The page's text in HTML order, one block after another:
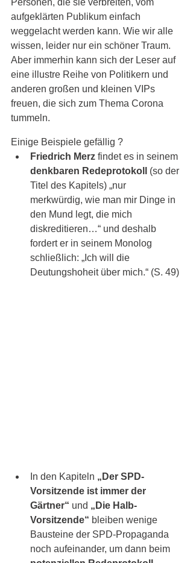
aufgeklärten Publikum einfach
weggelacht werden kann. Wie wir alle
wissen, leider nur ein schöner Traum.
Aber immerhin kann sich der Leser auf
eine illustre Reihe von Politikern und
anderen großen und kleinen VIPs
freuen, die sich zum Thema Corona
tummeln.
Einige Beispiele gefällig ?
Friedrich Merz findet es in seinem
denkbaren Redeprotokoll
(so der
Titel des Kapitels) „nur
merkwürdig, wie man mir Dinge in
den Mund legt, die mich
diskreditieren…“ und deshalb
fordert er in seinem Monolog
schließlich: „Ich will die
Deutungshoheit über mich.“ (S. 49)
In den Kapiteln „Der SPD-
Vorsitzende ist immer der
Gärtner“ und „Die Halb-
Vorsitzende“ bleiben wenige
Bausteine der SPD-Propaganda
noch aufeinander, um dann beim